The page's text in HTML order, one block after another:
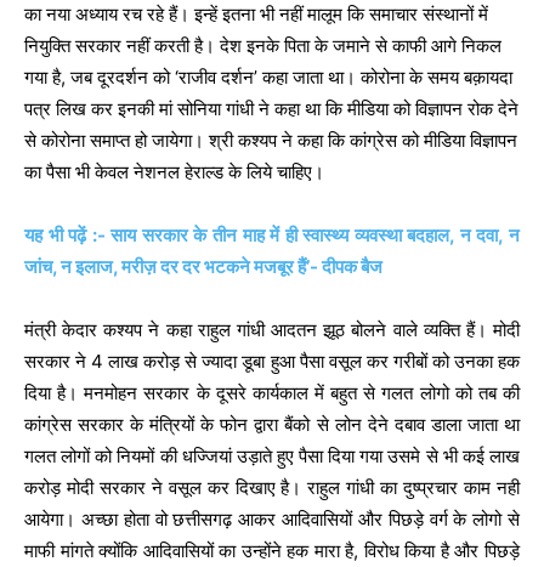
का नया अध्याय रच रहे हैं। इन्हें इतना भी नहीं मालूम कि समाचार संस्थानों में
नियुक्ति सरकार नहीं करती है। देश इनके पिता के जमाने से काफी आगे निकल
गया है, जब दूरदर्शन को ‘राजीव दर्शन’ कहा जाता था। कोरोना के समय बक़ायदा
पत्र लिख कर इनकी मां सोनिया गांधी ने कहा था कि मीडिया को विज्ञापन रोक देने
से कोरोना समाप्त हो जायेगा। श्री कश्यप ने कहा कि कांग्रेस को मीडिया विज्ञापन
का पैसा भी केवल नेशनल हेराल्ड के लिये चाहिए।
यह भी पढ़ें :- साय सरकार के तीन माह में ही स्वास्थ्य व्यवस्था बदहाल, न दवा, न
जांच, न इलाज, मरीज़ दर दर भटकने मजबूर हैं’- दीपक बैज
मंत्री केदार कश्यप ने कहा राहुल गांधी आदतन झूठ बोलने वाले व्यक्ति हैं। मोदी
सरकार ने 4 लाख करोड़ से ज्यादा डूबा हुआ पैसा वसूल कर गरीबों को उनका हक
दिया है। मनमोहन सरकार के दूसरे कार्यकाल में बहुत से गलत लोगो को तब की
कांग्रेस सरकार के मंत्रियों के फोन द्वारा बैंको से लोन देने दबाव डाला जाता था
गलत लोगों को नियमों की धज्जियां उड़ाते हुए पैसा दिया गया उसमे से भी कई लाख
करोड़ मोदी सरकार ने वसूल कर दिखाए है। राहुल गांधी का दुष्प्रचार काम नही
आयेगा। अच्छा होता वो छत्तीसगढ़ आकर आदिवासियों और पिछड़े वर्ग के लोगो से
माफी मांगते क्योंकि आदिवासियों का उन्होंने हक मारा है, विरोध किया है और पिछड़े